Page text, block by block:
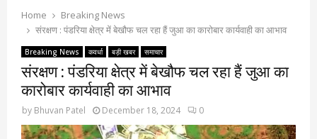
Home
Breaking News
संरक्षण : पंडरिया क्षेत्र में बेखौफ चल रहा हैं जुआ का कारोबार कार्यवाही का आभाव
Breaking News कवर्धा बड़ी खबर समाचार
संरक्षण : पंडरिया क्षेत्र में बेखौफ चल रहा हैं जुआ का
कारोबार कार्यवाही का आभाव
by Bhuvan Patel December 18, 2024 0